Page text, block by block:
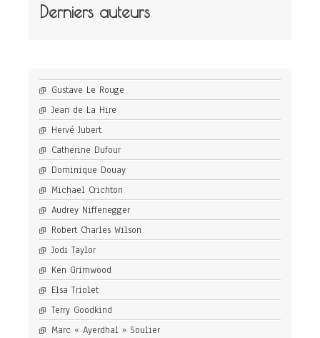
Derniers auteurs
Gustave Le Rouge
Jean de La Hire
Hervé Jubert
Catherine Dufour
Dominique Douay
Michael Crichton
Audrey Niffenegger
Robert Charles Wilson
Jodi Taylor
Ken Grimwood
Elsa Triolet
Terry Goodkind
Marc « Ayerdhal » Soulier